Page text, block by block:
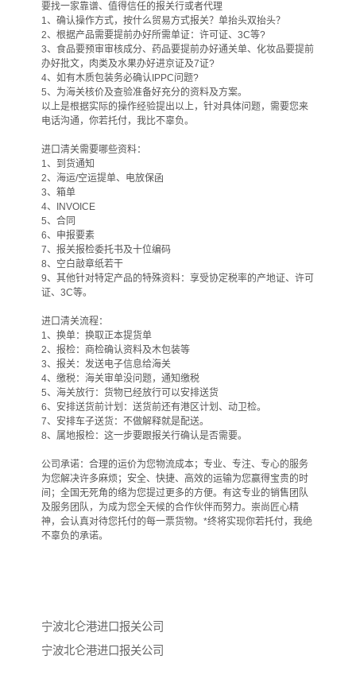
要找一家靠谱、值得信任的报关行或者代理
1、确认操作方式，按什么贸易方式报关？单抬头双抬头？
2、根据产品需要提前办好所需单证：许可证、3C等?
3、食品要预审审核成分、药品要提前办好通关单、化妆品要提前
办好批文，肉类及水果办好进京证及7证?
4、如有木质包装务必确认IPPC问题?
5、为海关核价及查验准备好充分的资料及方案。
以上是根据实际的操作经验提出以上，针对具体问题，需要您来
电话沟通，你若托付，我比不辜负。
进口清关需要哪些资料：
1、到货通知
2、海运/空运提单、电放保函
3、箱单
4、INVOICE
5、合同
6、申报要素
7、报关报检委托书及十位编码
8、空白敲章纸若干
9、其他针对特定产品的特殊资料：享受协定税率的产地证、许可
证、3C等。
进口清关流程：
1、换单：换取正本提货单
2、报检：商检确认资料及木包装等
3、报关：发送电子信息给海关
4、缴税：海关审单没问题，通知缴税
5、海关放行：货物已经放行可以安排送货
6、安排送货前计划：送货前还有港区计划、动卫检。
7、安排车子送货：不做解释就是配送。
8、属地报检：这一步要跟报关行确认是否需要。
公司承诺：合理的运价为您物流成本；专业、专注、专心的服务
为您解决许多麻烦；安全、快捷、高效的运输为您赢得宝贵的时
间；全国无死角的络为您提过更多的方便。有这专业的销售团队
及服务团队，为成为您全天候的合作伙伴而努力。崇尚匠心精
神，会认真对待您托付的每一票货物。*终将实现你若托付，我绝
不辜负的承诺。
宁波北仑港进口报关公司
宁波北仑港进口报关公司